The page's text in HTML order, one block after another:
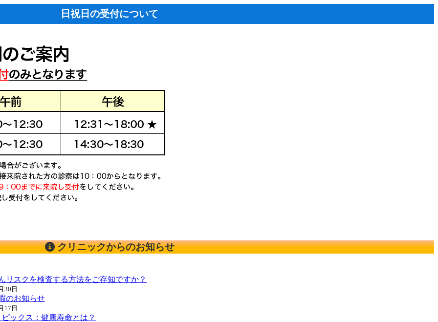
日祝日の受付について
クリニックからのお知らせ
リスクを検査する方法をご存知ですか？
30日
のお知らせ
17日
ックス：健康寿命とは？